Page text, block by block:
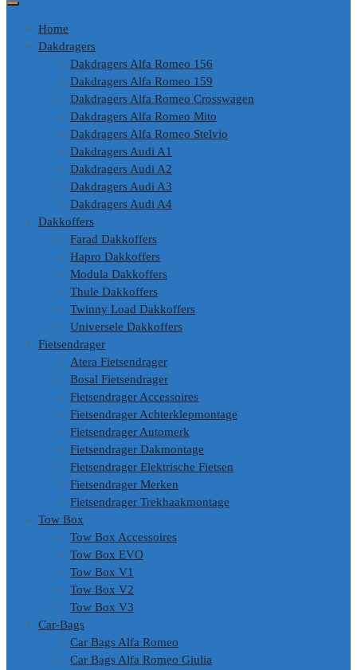
Home
Dakdragers
Dakdragers Alfa Romeo 156
Dakdragers Alfa Romeo 159
Dakdragers Alfa Romeo Crosswagen
Dakdragers Alfa Romeo Mito
Dakdragers Alfa Romeo Stelvio
Dakdragers Audi A1
Dakdragers Audi A2
Dakdragers Audi A3
Dakdragers Audi A4
Dakkoffers
Farad Dakkoffers
Hapro Dakkoffers
Modula Dakkoffers
Thule Dakkoffers
Twinny Load Dakkoffers
Universele Dakkoffers
Fietsendrager
Atera Fietsendrager
Bosal Fietsendrager
Fietsendrager Accessoires
Fietsendrager Achterklepmontage
Fietsendrager Automerk
Fietsendrager Dakmontage
Fietsendrager Elektrische Fietsen
Fietsendrager Merken
Fietsendrager Trekhaakmontage
Tow Box
Tow Box Accessoires
Tow Box EVO
Tow Box V1
Tow Box V2
Tow Box V3
Car-Bags
Car Bags Alfa Romeo
Car Bags Alfa Romeo Giulia